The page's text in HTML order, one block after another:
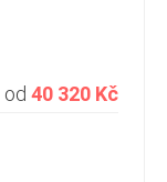
od 40 320 Kč